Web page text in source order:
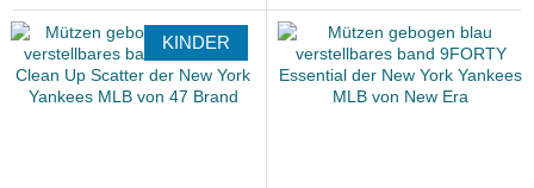
KINDER